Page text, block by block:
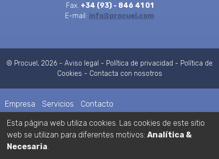
Fax. +34 (93) - 846 41 01
E-mail: info@procuel.com
© Procuel, 2026 - Aviso legal - Política de privacidad - Política de
Cookies - Contacta con nosotros
Empresa Servicios Contacto
Esta página web utiliza cookies. Las cookies de este sitio
web se utilizan para diferentes motivos: Analítica &
Necesaria.